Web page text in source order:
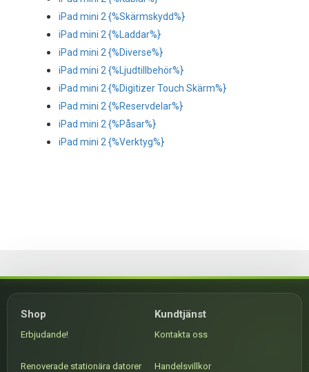
iPad mini 2 {%Skärmskydd%}
iPad mini 2 {%Laddar%}
iPad mini 2 {%Diverse%}
iPad mini 2 {%Ljudtillbehör%}
iPad mini 2 {%Digitizer Touch Skärm%}
iPad mini 2 {%Reservdelar%}
iPad mini 2 {%Påsar%}
iPad mini 2 {%Verktyg%}
Shop
Erbjudande!
Renoverade stationära datorer
Kundtjänst
Kontakta oss
Handelsvillkor